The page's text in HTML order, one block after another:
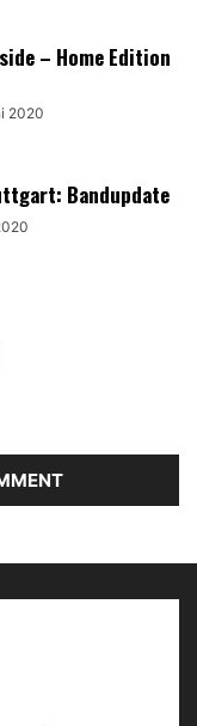
– Home Edition
2020
Bandupdate